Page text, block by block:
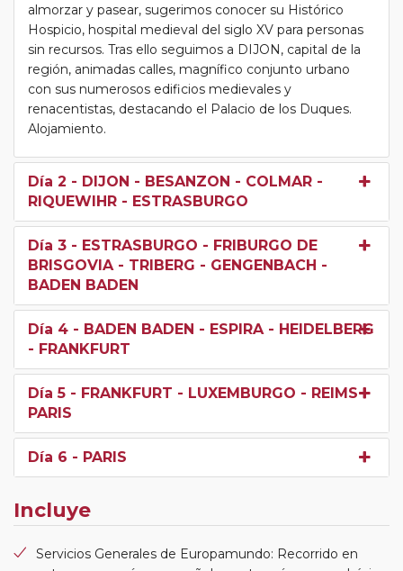
almorzar y pasear, sugerimos conocer su Histórico
Hospicio, hospital medieval del siglo XV para personas
sin recursos. Tras ello seguimos a DIJON, capital de la
región, animadas calles, magnífico conjunto urbano
con sus numerosos edificios medievales y
renacentistas, destacando el Palacio de los Duques.
Alojamiento.
Día 2 - DIJON - BESANZON - COLMAR -
RIQUEWIHR - ESTRASBURGO
Día 3 - ESTRASBURGO - FRIBURGO DE
BRISGOVIA - TRIBERG - GENGENBACH -
BADEN BADEN
Día 4 - BADEN BADEN - ESPIRA - HEIDELBERG
- FRANKFURT
Día 5 - FRANKFURT - LUXEMBURGO - REIMS -
PARIS
Día 6 - PARIS
Incluye
Servicios Generales de Europamundo: Recorrido en